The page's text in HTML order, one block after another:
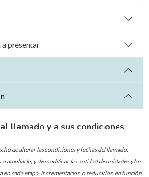
presentar
llamado y a sus condiciones
de alterar las condiciones y fechas del llamado,
ampliarlo, y de modificar la cantidad de unidades y los
en cada etapa, incrementarlos, o reducirlos, en función